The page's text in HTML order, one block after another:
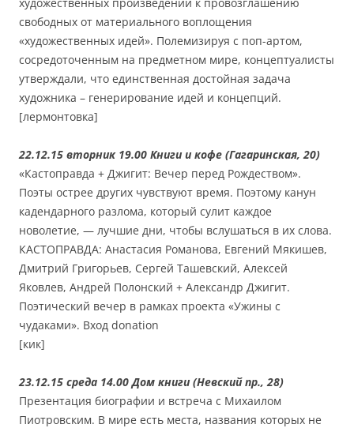
свободных от материального воплощения
«художественных идей». Полемизируя с поп-артом,
сосредоточенным на предметном мире, концептуалисты
утверждали, что единственная достойная задача
художника – генерирование идей и концепций.
[лермонтовка]
22.12.15 вторник 19.00 Книги и кофе (Гагаринская, 20)
«Кастоправда + Джигит: Вечер перед Рождеством».
Поэты острее других чувствуют время. Поэтому канун
кадендарного разлома, который сулит каждое
новолетие, — лучшие дни, чтобы вслушаться в их слова.
КАСТОПРАВДА: Анастасия Романова, Евгений Мякишев,
Дмитрий Григорьев, Сергей Ташевский, Алексей
Яковлев, Андрей Полонский + Александр Джигит.
Поэтический вечер в рамках проекта «Ужины с
чудаками». Вход donation
[кик]
23.12.15 среда 14.00 Дом книги (Невский пр., 28)
Презентация биографии и встреча с Михаилом
Пиотровским. В мире есть места, названия которых не